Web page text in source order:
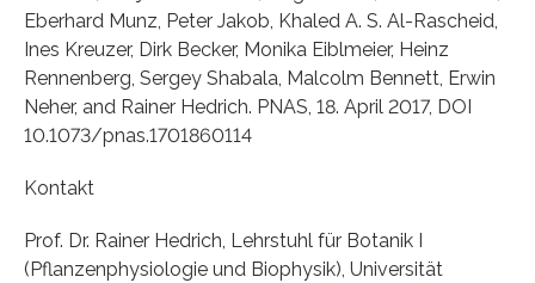
Eberhard Munz, Peter Jakob, Khaled A. S. Al-Rascheid,
Ines Kreuzer, Dirk Becker, Monika Eiblmeier, Heinz
Rennenberg, Sergey Shabala, Malcolm Bennett, Erwin
Neher, and Rainer Hedrich. PNAS, 18. April 2017, DOI
10.1073/pnas.1701860114
Kontakt
Prof. Dr. Rainer Hedrich, Lehrstuhl für Botanik I
(Pflanzenphysiologie und Biophysik), Universität